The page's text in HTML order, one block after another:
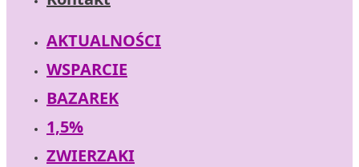
AKTUALNOŚCI
WSPARCIE
BAZAREK
1,5%
ZWIERZAKI